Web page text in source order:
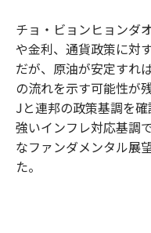
チョ・ビョンヒョンダ
や金利、通貨政策に対
だが、原油が安定すれ
の流れを示す可能性が
Jと連邦の政策基調を
強いインフレ対応基調
なファンダメンタル展
た。